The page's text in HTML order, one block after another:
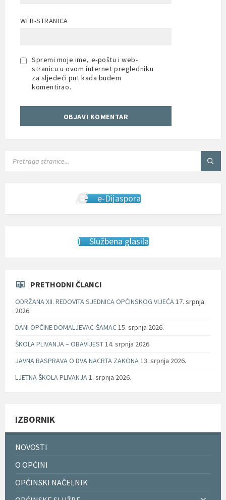
WEB-STRANICA
Spremi moje ime, e-poštu i web-
stranicu u ovom internet pregledniku
za sljedeći put kada budem
komentirao.
e-Dijaspora
Službena glasila
PRETHODNI ČLANCI
ODRŽANA XII. REDOVITA SJEDNICA OPĆINSKOG VIJEĆA17. srpnja
2026.
DANI OPĆINE DOMALJEVAC-ŠAMAC15. srpnja 2026.
ŠKOLA PLIVANJA – OBAVIJEST14. srpnja 2026.
JAVNA RASPRAVA O DVA NACRTA ZAKONA13. srpnja 2026.
LJETNA ŠKOLA PLIVANJA1. srpnja 2026.
IZBORNIK
NOVOSTI
O OPĆINI
OPĆINSKI NAČELNIK